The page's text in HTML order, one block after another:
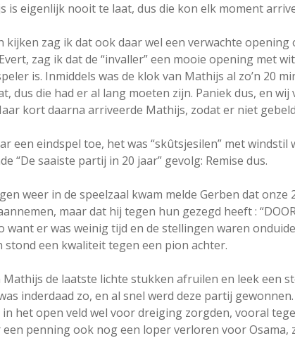
is eigenlijk nooit te laat, dus die kon elk moment
kijken zag ik dat ook daar wel een verwachte
zag ik dat de “invaller” een mooie opening met
is. Inmiddels was de klok van Mathijs al zo’n 20
dus die had er al lang moeten zijn. Paniek dus, en
kort daarna arriveerde Mathijs, zodat er niet
een eindspel toe, het was “skûtsjesilen” met windstil
“De saaiste partij in 20 jaar” gevolg: Remise dus.
weer in de speelzaal kwam melde Gerben dat onze
maar dat hij tegen hun gezegd heeft :
want er was weinig tijd en de stellingen waren
een kwaliteit tegen een pion achter.
de laatste lichte stukken afruilen en leek een
inderdaad zo, en al snel werd deze partij
het open veld wel voor dreiging zorgden, vooral
penning ook nog een loper verloren voor Osama,